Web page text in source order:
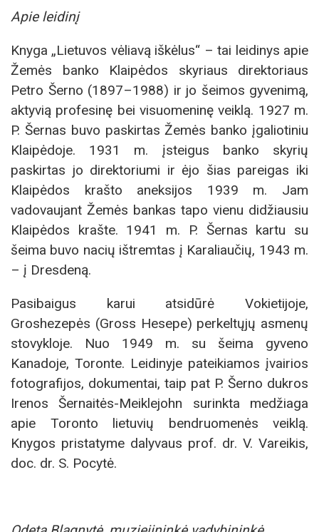
Apie leidinį
Knyga „Lietuvos vėliavą iškėlus“ – tai leidinys apie
Žemės banko Klaipėdos skyriaus direktoriaus
Petro Šerno (1897–1988) ir jo šeimos gyvenimą,
aktyvią profesinę bei visuomeninę veiklą. 1927 m.
P. Šernas buvo paskirtas Žemės banko įgaliotiniu
Klaipėdoje. 1931 m. įsteigus banko skyrių
paskirtas jo direktoriumi ir ėjo šias pareigas iki
Klaipėdos krašto aneksijos 1939 m. Jam
vadovaujant Žemės bankas tapo vienu didžiausiu
Klaipėdos krašte. 1941 m. P. Šernas kartu su
šeima buvo nacių ištremtas į Karaliaučių, 1943 m.
– į Dresdeną.
Pasibaigus karui atsidūrė Vokietijoje,
Groshezepės (Gross Hesepe) perkeltųjų asmenų
stovykloje. Nuo 1949 m. su šeima gyveno
Kanadoje, Toronte. Leidinyje pateikiamos įvairios
fotografijos, dokumentai, taip pat P. Šerno dukros
Irenos Šernaitės-Meiklejohn surinkta medžiaga
apie Toronto lietuvių bendruomenės veiklą.
Knygos pristatyme dalyvaus prof. dr. V. Vareikis,
doc. dr. S. Pocytė.